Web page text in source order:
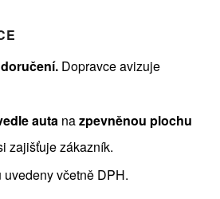
Dopravce avizuje
auta nazpevněnou plochu
zajišťuje zákazník.
včetně DPH.